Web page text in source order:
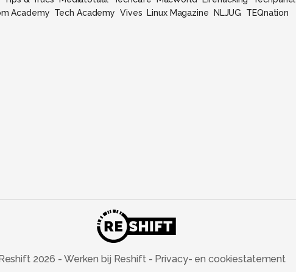
Academy Tech Academy Vives Linux Magazine NLJUG TEQnation
2026 - Werken bij Reshift - Privacy- en cookiestatement